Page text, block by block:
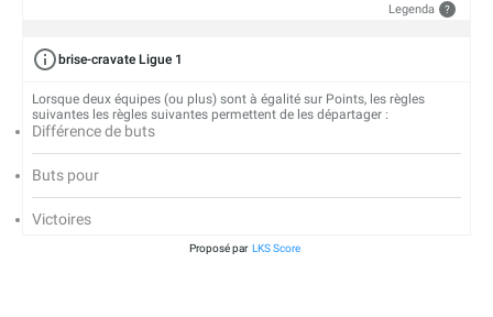
Legenda ?
brise-cravate Ligue 1
Lorsque deux équipes (ou plus) sont à égalité sur Points, les règles
suivantes les règles suivantes permettent de les départager :
Différence de buts
Buts pour
Victoires
Proposé par LKS Score